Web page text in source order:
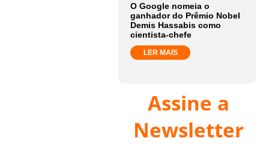
O Google nomeia o
ganhador do Prêmio Nobel
Demis Hassabis como
cientista-chefe
LER MAIS
Assine a
Newsletter